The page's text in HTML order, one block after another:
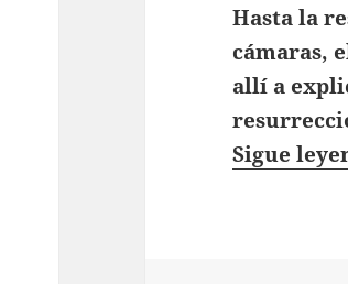
Hasta la
cámaras,
allí a
Sigue